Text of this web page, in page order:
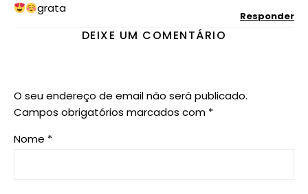
grata
Responder
DEIXE UM COMENTÁRIO
O seu endereço de email não será publicado.
Campos obrigatórios marcados com *
Nome *